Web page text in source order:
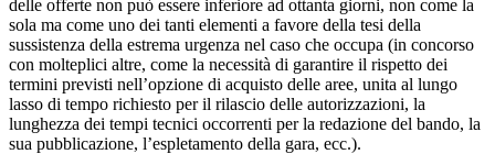
delle offerte non può essere inferiore ad ottanta giorni, non come la
sola ma come uno dei tanti elementi a favore della tesi della
sussistenza della estrema urgenza nel caso che occupa (in concorso
con molteplici altre, come la necessità di garantire il rispetto dei
termini previsti nell’opzione di acquisto delle aree, unita al lungo
lasso di tempo richiesto per il rilascio delle autorizzazioni, la
lunghezza dei tempi tecnici occorrenti per la redazione del bando, la
sua pubblicazione, l’espletamento della gara, ecc.).